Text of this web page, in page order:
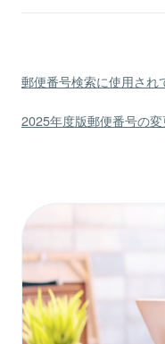
郵便番号検索に使用され
2025年度版郵便番号の